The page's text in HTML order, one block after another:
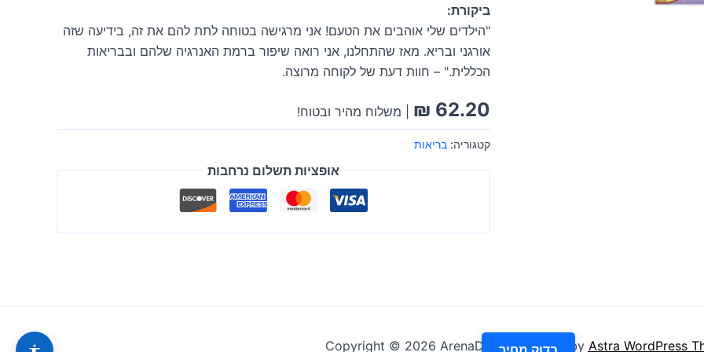
ביקורת:
"הילדים שלי אוהבים את הטעם! אני מרגישה בטוחה לתת להם את זה, בידיעה שזה
אורגני ובריא. מאז שהתחלנו, אני רואה שיפור ברמת האנרגיה שלהם ובבריאות
הכללית." – חוות דעת של לקוחה מרוצה.
₪ 62.20 | משלוח מהיר ובטוח!
קטגוריה: בריאות
אופציות תשלום נרחבות
Copyright © 2026 ArenaDeal | Powered by Astra WordPress